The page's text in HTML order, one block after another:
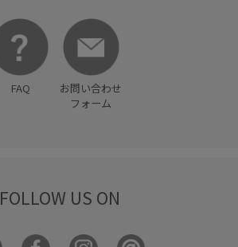
FAQ
お問い合わせ
フォーム
FOLLOW US ON